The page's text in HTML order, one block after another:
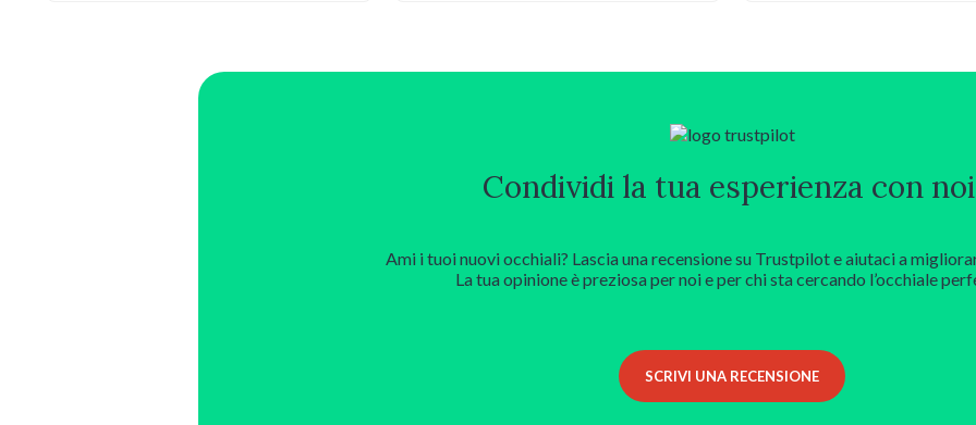
Condividi la tua esperienza con
Ami i tuoi nuovi occhiali? Lascia una recensione su Trustpilot e aiutaci a
La tua opinione è preziosa per noi e per chi sta cercando l’occhiale
SCRIVI UNA RECENSIONE